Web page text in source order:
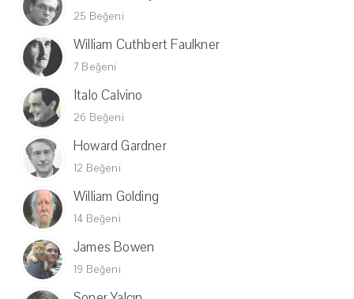
25 Beğeni
William Cuthbert Faulkner
7 Beğeni
Italo Calvino
26 Beğeni
Howard Gardner
12 Beğeni
William Golding
14 Beğeni
James Bowen
19 Beğeni